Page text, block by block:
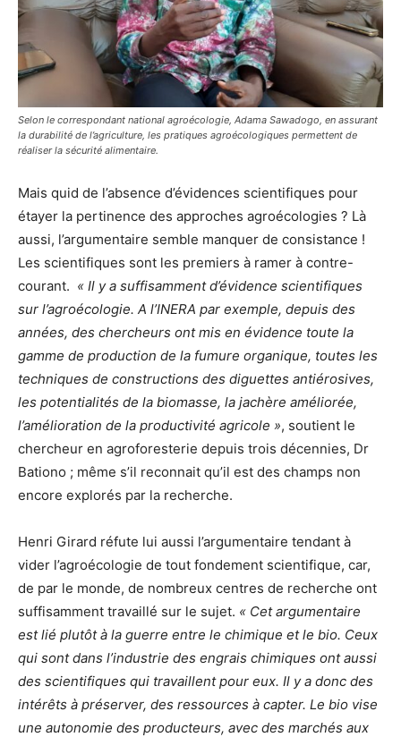
Selon le correspondant national agroécologie, Adama Sawadogo, en assurant
la durabilité de l’agriculture, les pratiques agroécologiques permettent de
réaliser la sécurité alimentaire.
Mais quid de l’absence d’évidences scientifiques pour
étayer la pertinence des approches agroécologies ? Là
aussi, l’argumentaire semble manquer de consistance !
Les scientifiques sont les premiers à ramer à contre-
courant. « Il y a suffisamment d’évidence scientifiques
sur l’agroécologie. A l’INERA par exemple, depuis des
années, des chercheurs ont mis en évidence toute la
gamme de production de la fumure organique, toutes les
techniques de constructions des diguettes antiérosives,
les potentialités de la biomasse, la jachère améliorée,
l’amélioration de la productivité agricole », soutient le
chercheur en agroforesterie depuis trois décennies, Dr
Bationo ; même s’il reconnait qu’il est des champs non
encore explorés par la recherche.
Henri Girard réfute lui aussi l’argumentaire tendant à
vider l’agroécologie de tout fondement scientifique, car,
de par le monde, de nombreux centres de recherche ont
suffisamment travaillé sur le sujet. « Cet argumentaire
est lié plutôt à la guerre entre le chimique et le bio. Ceux
qui sont dans l’industrie des engrais chimiques ont aussi
des scientifiques qui travaillent pour eux. Il y a donc des
intérêts à préserver, des ressources à capter. Le bio vise
une autonomie des producteurs, avec des marchés aux